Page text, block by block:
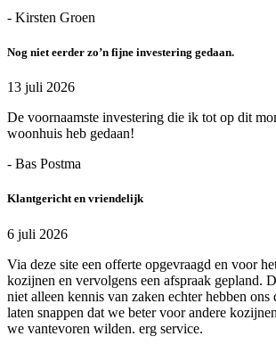
- Kirsten Groen
Nog niet eerder zo’n fijne investering gedaan.
13 juli 2026
De voornaamste investering die ik tot op dit
woonhuis heb gedaan!
- Bas Postma
Klantgericht en vriendelijk
6 juli 2026
Via deze site een offerte opgevraagd en voor
kozijnen en vervolgens een afspraak gepland.
niet alleen kennis van zaken echter hebben ons
laten snappen dat we beter voor andere
we vantevoren wilden. erg service.